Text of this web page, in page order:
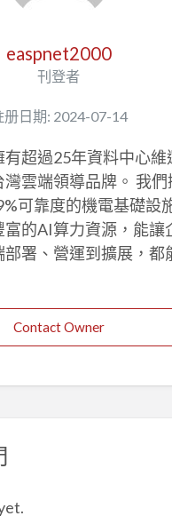
easpnet2000
刊登者
册日期: 2024-07-14
超過25年資料中心維
雲端領導品牌。 我們
可靠度的機電基礎設
富的AI算力資源，能讓
署、營運到擴展，都
Contact Owner